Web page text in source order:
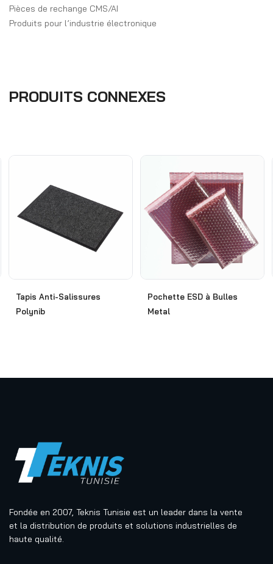
Pièces de rechange CMS/AI
Produits pour l’industrie électronique
PRODUITS CONNEXES
Tapis Anti-Salissures
Polynib
Pochette ESD à Bulles
Metal
Fondée en 2007, Teknis Tunisie est un leader dans la vente
et la distribution de produits et solutions industrielles de
haute qualité.